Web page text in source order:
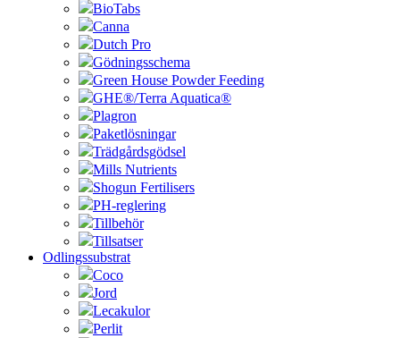
BioTabs
Canna
Dutch Pro
Gödningsschema
Green House Powder Feeding
GHE®/Terra Aquatica®
Plagron
Paketlösningar
Trädgårdsgödsel
Mills Nutrients
Shogun Fertilisers
PH-reglering
Tillbehör
Tillsatser
Odlingssubstrat
Coco
Jord
Lecakulor
Perlit